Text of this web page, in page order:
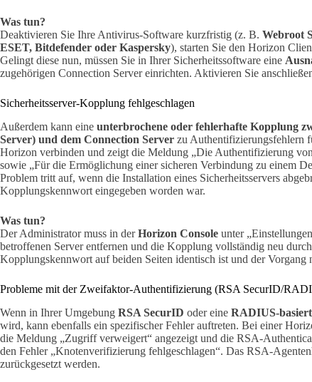
Was tun?
Deaktivieren Sie Ihre Antivirus-Software kurzfristig (z. B. Webroot
ESET, Bitdefender oder Kaspersky), starten Sie den Horizon
Gelingt diese nun, müssen Sie in Ihrer Sicherheitssoftware eine
zugehörigen Connection Server einrichten. Aktivieren Sie
Sicherheitsserver-Kopplung fehlgeschlagen
Außerdem kann eine unterbrochene oder fehlerhafte Kopplung
Server) und dem Connection Server zu Authentifizierungsfehlern
Horizon verbinden und zeigt die Meldung „Die Authentifizierung
sowie „Für die Ermöglichung einer sicheren Verbindung zu einem
Problem tritt auf, wenn die Installation eines Sicherheitsservers
Kopplungskennwort eingegeben worden war.
Was tun?
Der Administrator muss in derHorizon Console unter
betroffenen Server entfernen und die Kopplung vollständig neu
Kopplungskennwort auf beiden Seiten identisch ist und der Vorgang
Probleme mit der Zweifaktor-Authentifizierung (RSA SecurID/
Wenn in Ihrer Umgebung RSA SecurID oder eine RADIUS-
wird, kann ebenfalls ein spezifischer Fehler auftreten. Bei einer
die Meldung „Zugriff verweigert“ angezeigt und die RSA-
den Fehler „Knotenverifizierung fehlgeschlagen“. Das RSA-
zurückgesetzt werden.